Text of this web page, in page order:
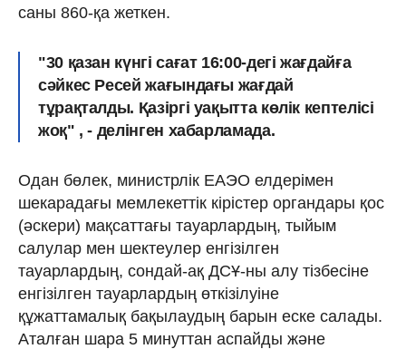
саны 860-қа жеткен.
"30 қазан күнгі сағат 16:00-дегі жағдайға
сәйкес Ресей жағындағы жағдай
тұрақталды. Қазіргі уақытта көлік кептелісі
жоқ" , - делінген хабарламада.
Одан бөлек, министрлік ЕАЭО елдерімен
шекарадағы мемлекеттік кірістер органдары қос
(әскери) мақсаттағы тауарлардың, тыйым
салулар мен шектеулер енгізілген
тауарлардың, сондай-ақ ДСҰ-ны алу тізбесіне
енгізілген тауарлардың өткізілуіне
құжаттамалық бақылаудың барын еске салады.
Аталған шара 5 минуттан аспайды және